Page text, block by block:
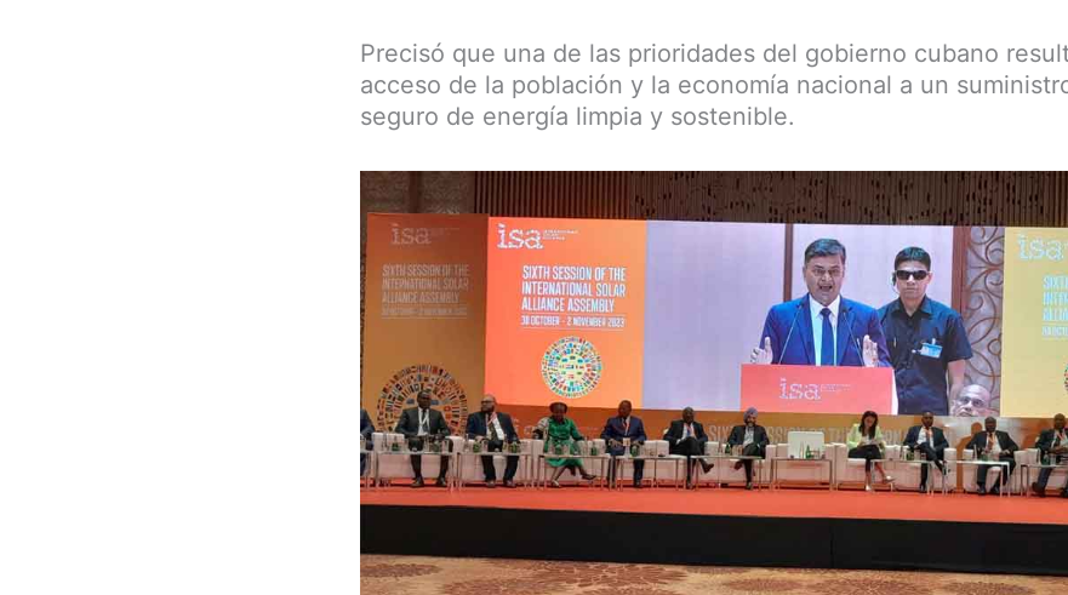
Precisó que una de las prioridades del gobierno cubano
acceso de la población y la economía nacional a un
seguro de energía limpia y sostenible.